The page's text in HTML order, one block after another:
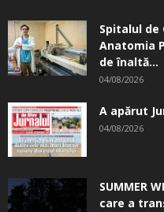
Spitalul
Anatomia
de înaltă...
04/08/2026
A apărut
04/08/2026
SUMMER
care a